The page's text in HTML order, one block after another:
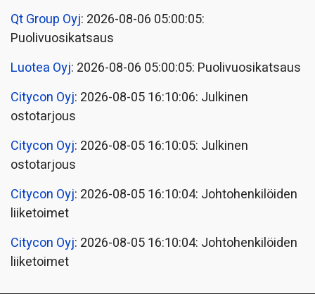
Qt Group Oyj: 2026-08-06 05:00:05:
Puolivuosikatsaus
Luotea Oyj: 2026-08-06 05:00:05: Puolivuosikatsaus
Citycon Oyj: 2026-08-05 16:10:06: Julkinen
ostotarjous
Citycon Oyj: 2026-08-05 16:10:05: Julkinen
ostotarjous
Citycon Oyj: 2026-08-05 16:10:04: Johtohenkilöiden
liiketoimet
Citycon Oyj: 2026-08-05 16:10:04: Johtohenkilöiden
liiketoimet